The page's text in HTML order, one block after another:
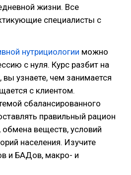
жизни. Все
специалисты с
нутрициологии можно
с нуля. Курс разбит на
узнаете, чем занимается
с клиентом.
сбалансированного
правильный рацион
веществ, условий
населения. Изучите
и БАДов, макро- и